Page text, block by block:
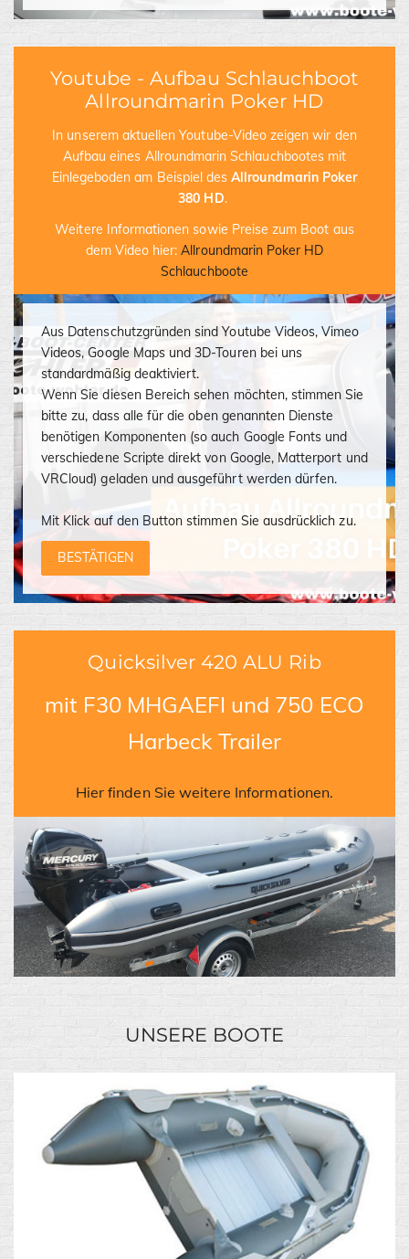
Youtube - Aufbau Schlauchboot
Allroundmarin Poker HD
In unserem aktuellen Youtube-Video zeigen wir den
Aufbau eines Allroundmarin Schlauchbootes mit
Einlegeboden am Beispiel des Allroundmarin Poker
380 HD.
Weitere Informationen sowie Preise zum Boot aus
dem Video hier:Allroundmarin Poker HD
Schlauchboote
Aus Datenschutzgründen sind Youtube Videos, Vimeo
Videos, Google Maps und 3D-Touren bei uns
standardmäßig deaktiviert.
Wenn Sie diesen Bereich sehen möchten, stimmen Sie
bitte zu, dass alle für die oben genannten Dienste
benötigen Komponenten (so auch Google Fonts und
verschiedene Scripte direkt von Google, Matterport und
VRCloud) geladen und ausgeführt werden dürfen.
Mit Klick auf den Button stimmen Sie ausdrücklich zu.
BESTÄTIGEN
Quicksilver 420 ALU Rib
mit F30 MHGAEFI und 750 ECO
Harbeck Trailer
Hier finden Sie weitere Informationen.
UNSERE BOOTE